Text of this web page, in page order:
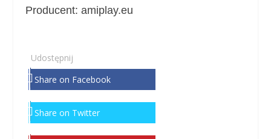
Producent:amiplay.eu
Udostępnij
Share on Facebook
Share on Twitter